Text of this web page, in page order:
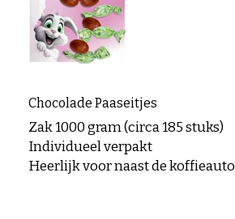
Chocolade Paaseitjes
Zak 1000 gram (circa 185 stuks)
Individueel verpakt
Heerlijk voor naast de